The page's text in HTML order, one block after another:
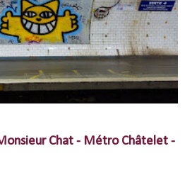
Chat - Métro Châtelet -